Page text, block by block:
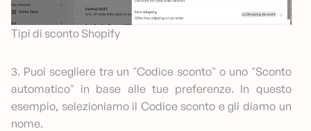
Tipi di sconto Shopify
3. Puoi scegliere tra un "Codice sconto" o uno "Sconto
automatico" in base alle tue preferenze. In questo
esempio, selezioniamo il Codice sconto e gli diamo un
nome.